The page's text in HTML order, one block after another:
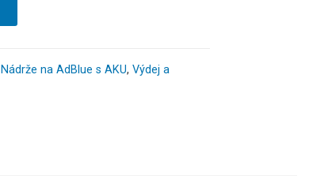
Nádrže na AdBlue s AKU, Výdej a